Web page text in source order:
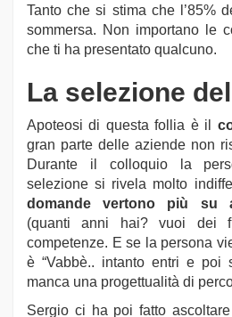
Tanto che si stima che l’85%
sommersa. Non importano le
che ti ha presentato qualcuno.
La selezione
Apoteosi di questa follia è il
gran parte delle aziende non
Durante il colloquio la
selezione si rivela molto
domande vertono più su
(quanti anni hai? vuoi dei
competenze. E se la persona
è “Vabbè.. intanto entri e poi
manca una progettualità di
Sergio ci ha poi fatto